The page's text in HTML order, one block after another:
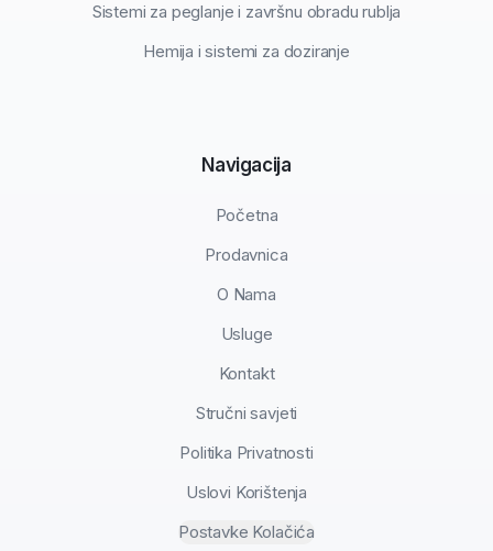
Sistemi za peglanje i završnu obradu rublja
Hemija i sistemi za doziranje
Navigacija
Početna
Prodavnica
O Nama
Usluge
Kontakt
Stručni savjeti
Politika Privatnosti
Uslovi Korištenja
Postavke Kolačića